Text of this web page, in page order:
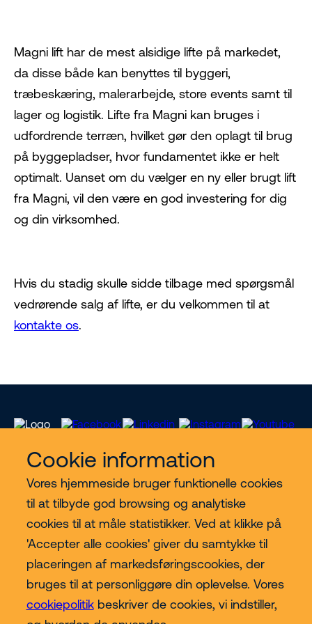
Cookie information
Vores hjemmeside bruger funktionelle cookies
til at tilbyde god browsing og analytiske
cookies til at måle statistikker. Ved at klikke på
'Accepter alle cookies' giver du samtykke til
placeringen af markedsføringscookies, der
bruges til at personliggøre din oplevelse. Vores
cookiepolitikbeskriver de cookies, vi indstiller,
Magni lift har de mest alsidige lifte på markedet,
da disse både kan benyttes til byggeri,
træbeskæring, malerarbejde, store events samt til
lager og logistik. Lifte fra Magni kan bruges i
udfordrende terræn, hvilket gør den oplagt til brug
på byggepladser, hvor fundamentet ikke er helt
optimalt. Uanset om du vælger en ny eller brugt lift
fra Magni, vil den være en god investering for dig
og din virksomhed.
Hvis du stadig skulle sidde tilbage med spørgsmål
vedrørende salg af lifte, er du velkommen til at
kontakte os.
Vores services
Lift kategorier
Contact